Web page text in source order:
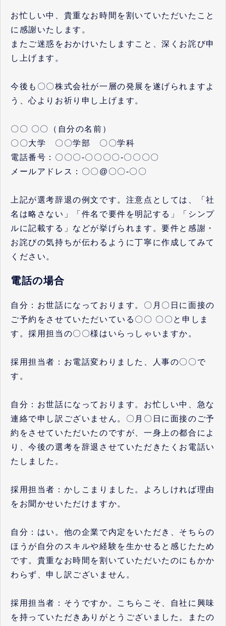
お忙しい中、貴重なお時間を割いていただいたこと
に感謝いたします。
またご迷惑をおかけいたしますこと、深くお詫び申
し上げます。
今後も〇〇株式会社が一層の発展を遂げられますよ
う、心よりお祈り申し上げます。
〇〇 〇〇（自分の名前）
〇〇大学 〇〇学部 〇〇学科
電話番号：〇〇〇-〇〇〇〇-〇〇〇〇
メールアドレス：〇〇@〇〇-〇〇
上記が選考辞退の例文です。注意点としては、「社
名は略さない」「件名で要件を明記する」「シンプ
ルに記載する」などが挙げられます。要件と感謝・
お詫びの気持ちが伝わるように丁寧に作成してみて
ください。
電話の場合
自分：お世話になっております。〇月〇日に面接の
ご予約をさせていただいている〇〇 〇〇と申しま
す。採用担当の〇〇様はいらっしゃいますか。
採用担当者：お電話変わりました、人事の〇〇で
す。
自分：お世話になっております。お忙しい中、急な
連絡で申し訳ございません。〇月〇日に面接のご予
約をさせていただいたのですが、一身上の都合によ
り、今後の選考を辞退させていただきたくお電話い
たしました。
採用担当者：かしこまりました。よろしければ理由
をお聞かせいただけますか。
自分：はい。他の企業で内定をいただき、そちらの
ほうが自分のスキルや経験を生かせると感じたため
です。貴重なお時間を割いていただいたのにもかか
わらず、申し訳ございません。
採用担当者：そうですか。こちらこそ、自社に興味
を持っていただきありがとうございました。またの